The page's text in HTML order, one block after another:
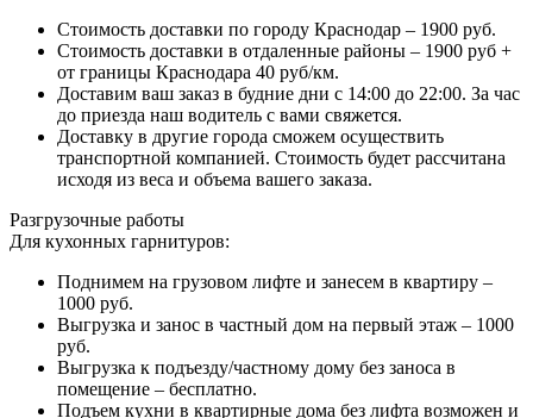
Стоимость доставки по городу Краснодар – 1900 руб.
Стоимость доставки в отдаленные районы – 1900 руб +
от границы Краснодара 40 руб/км.
Доставим ваш заказ в будние дни с 14:00 до 22:00. За час
до приезда наш водитель с вами свяжется.
Доставку в другие города сможем осуществить
транспортной компанией. Стоимость будет рассчитана
исходя из веса и объема вашего заказа.
Разгрузочные работы
Для кухонных гарнитуров:
Поднимем на грузовом лифте и занесем в квартиру –
1000 руб.
Выгрузка и занос в частный дом на первый этаж – 1000
руб.
Выгрузка к подъезду/частному дому без заноса в
помещение – бесплатно.
Подъем кухни в квартирные дома без лифта возможен и